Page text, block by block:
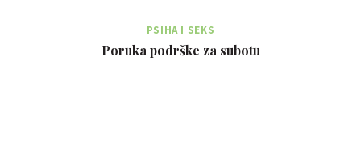
PSIHA I SEKS
Poruka podrške za subotu